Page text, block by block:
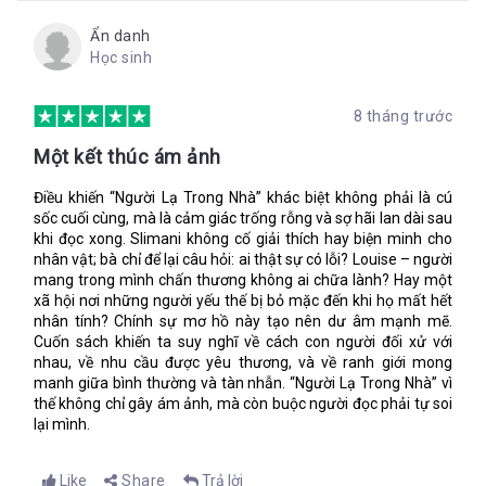
Louise nhẹ nhàng đón Adam từ tay bố và giả vờ không nhìn
thấy Mila. “Nàng công chúa đâu rồi? Tôi tưởng đã nhìn thấy
đầu cười vang và Louise vẫn tiếp tục trò chơi, tìm kiếm nàng
công chúa bí ẩn bị mất tích khắp các góc nhà, dưới gầm bàn,
đằng sau ghế xô pha.
thấp, bừa bộn của cặp vợ chồng thành một nơi tuyệt vời, luôn
gọn gàng sạch sẽ, đôi lúc còn có hương thơm từ những bông
hoa tươi mà chị cất công cắm nữa. Chị làm vượt mức yêu cầu,
chị ôm mọi công việc nội trợ vào mình, chăm chút cho căn nhà
từ những chi tiết nhỏ nhặt nhất. Louise nấu ăn cũng rất tuyệt
vời. Chị thường làm các món nhắm ngon để vợ chồng Paul -
Myriam có thể mời bạn bè đến và thưởng thức.
Ranh giới không thể vượt qua
Paul và Myriam thấy mình thật may mắn và hạnh phúc khi đã
có được một chị giúp việc hoàn hảo như vậy. Khi thấy các
Mila và Adam ngoan ngoãn khỏe mạnh...), cặp vợ chồng như
Ẩn danh
Học sinh
8 tháng trước
Một kết thúc ám ảnh
Điều khiến “Người Lạ Trong Nhà” khác biệt không phải là cú
sốc cuối cùng, mà là cảm giác trống rỗng và sợ hãi lan dài sau
khi đọc xong. Slimani không cố giải thích hay biện minh cho
nhân vật; bà chỉ để lại câu hỏi: ai thật sự có lỗi? Louise – người
mang trong mình chấn thương không ai chữa lành? Hay một
xã hội nơi những người yếu thế bị bỏ mặc đến khi họ mất hết
nhân tính? Chính sự mơ hồ này tạo nên dư âm mạnh mẽ.
Cuốn sách khiến ta suy nghĩ về cách con người đối xử với
nhau, về nhu cầu được yêu thương, và về ranh giới mong
manh giữa bình thường và tàn nhẫn. “Người Lạ Trong Nhà” vì
thế không chỉ gây ám ảnh, mà còn buộc người đọc phải tự soi
lại mình.
Like Share Trả lời